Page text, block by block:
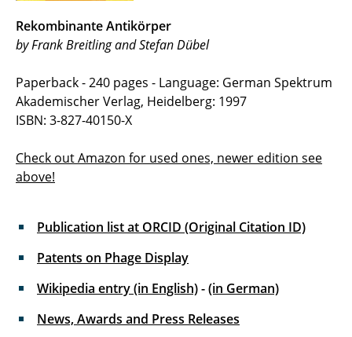
Rekombinante Antikörper
by Frank Breitling and Stefan Dübel
Paperback - 240 pages - Language: German Spektrum
Akademischer Verlag, Heidelberg: 1997
ISBN: 3-827-40150-X
Check out Amazon for used ones, newer edition see
above!
Publication list at ORCID (Original Citation ID)
Patents on Phage Display
Wikipedia entry (in English)-(in German)
News, Awards and Press Releases